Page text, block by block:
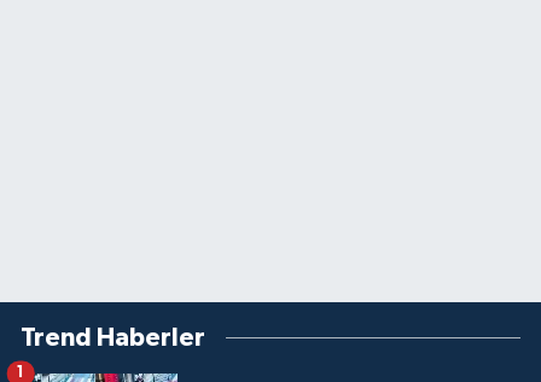
Trend Haberler
1